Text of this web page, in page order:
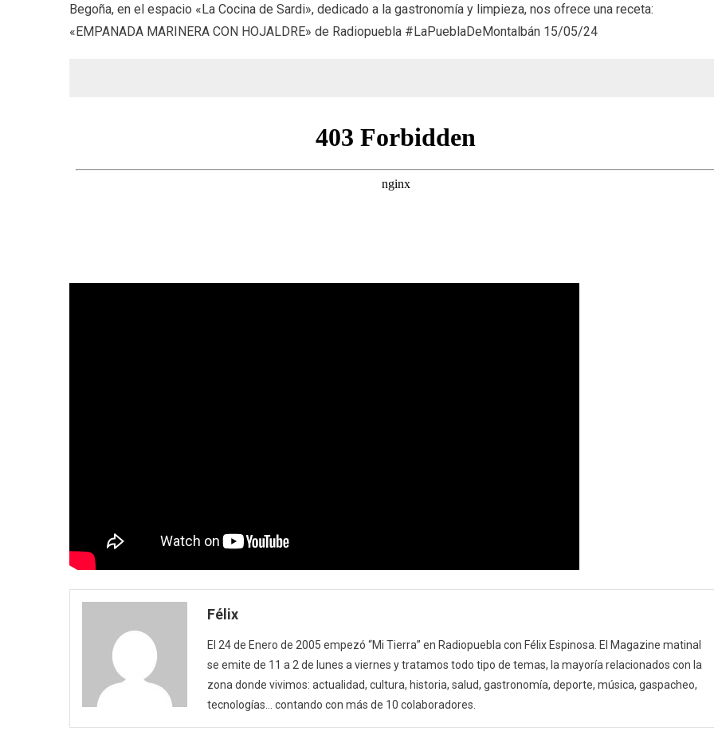
Cocina
de
Begoña, en el espacio «La Cocina de Sardi», dedicado a la gastronomía y limpieza, nos ofrece una receta:
«EMPANADA MARINERA CON HOJALDRE» de Radiopuebla #LaPueblaDeMontalbán 15/05/24
Félix
El 24 de Enero de 2005 empezó “Mi Tierra” en Radiopuebla con Félix Espinosa. El Magazine matinal
se emite de 11 a 2 de lunes a viernes y tratamos todo tipo de temas, la mayoría relacionados con la
zona donde vivimos: actualidad, cultura, historia, salud, gastronomía, deporte, música, gaspacheo,
tecnologías… contando con más de 10 colaboradores.